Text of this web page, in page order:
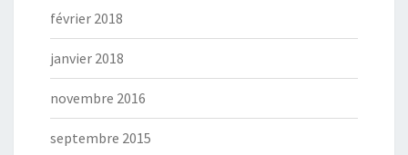
février 2018
janvier 2018
novembre 2016
septembre 2015